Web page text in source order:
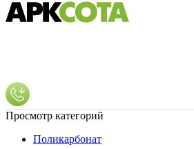
Просмотр категорий
Поликарбонат